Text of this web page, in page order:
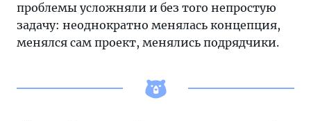
проблемы усложняли и без того непростую
задачу: неоднократно менялась концепция,
менялся сам проект, менялись подрядчики.